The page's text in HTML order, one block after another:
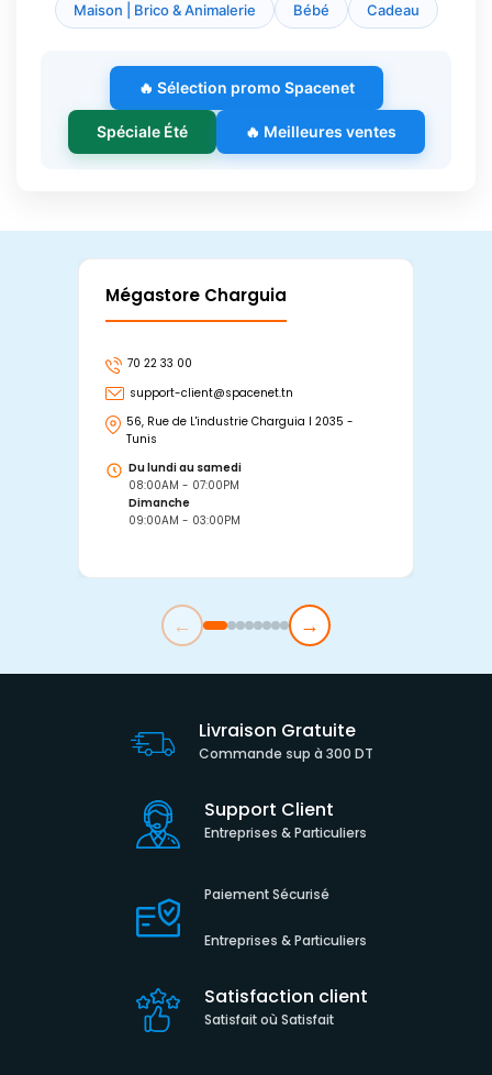
Maison | Brico & Animalerie Bébé Cadeau
🔥 Sélection promo Spacenet
Spéciale Été 🔥 Meilleures ventes
Mégastore Charguia
70 22 33 00
support-client@spacenet.tn
56, Rue de L'industrie Charguia I 2035 -
Tunis
Du lundi au samedi
08:00AM - 07:00PM
Dimanche
09:00AM - 03:00PM
← →
Livraison Gratuite
Commande sup à 300 DT
Support Client
Entreprises & Particuliers
Paiement Sécurisé
Entreprises & Particuliers
Satisfaction client
Satisfait où Satisfait